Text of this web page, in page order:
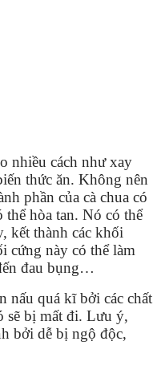
nhiều cách như xay
thức ăn. Không nên
phần của cà chua có
hòa tan. Nó có thể
kết thành các khối
cứng này có thể làm
đau bụng…
nấu quá kĩ bởi các chất
sẽ bị mất đi. Lưu ý,
bởi dễ bị ngộ độc,